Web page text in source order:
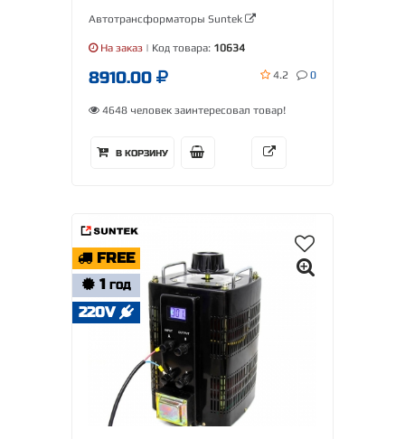
Автотрансформаторы Suntek
На заказ | Код товара: 10634
8910.00 4.2 0
4648 человек заинтересовал товар!
В КОРЗИНУ
FREE
1
ГОД
220V